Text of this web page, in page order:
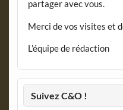
partager avec vous.
Merci de vos visites et
L’équipe de rédaction
Suivez C&O !